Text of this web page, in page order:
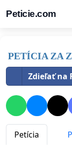
Peticie.com
PETÍCIA ZA
Zdieľať na
Petícia